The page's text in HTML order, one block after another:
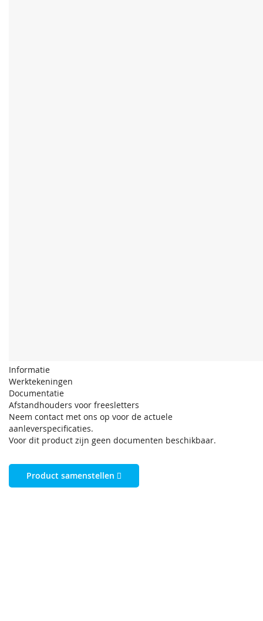
Informatie
Werktekeningen
Documentatie
Afstandhouders voor freesletters
Neem contact met ons op voor de actuele
aanleverspecificaties.
Voor dit product zijn geen documenten beschikbaar.
Product samenstellen